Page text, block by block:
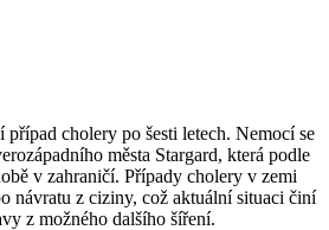
případ cholery po šesti letech. Nemocí se
města Stargard, která podle
v zahraničí. Případy cholery v zemi
návratu z ciziny, což aktuální situaci činí
z možného dalšího šíření.